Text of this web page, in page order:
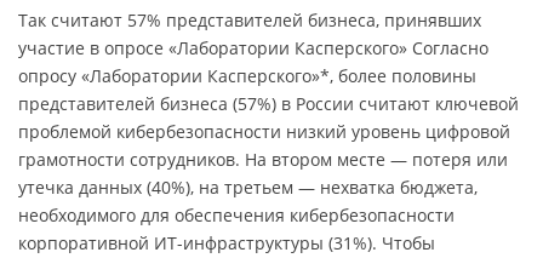
Так считают 57% представителей бизнеса, принявших
участие в опросе «Лаборатории Касперского» Согласно
опросу «Лаборатории Касперского»*, более половины
представителей бизнеса (57%) в России считают ключевой
проблемой кибербезопасности низкий уровень цифровой
грамотности сотрудников. На втором месте ― потеря или
утечка данных (40%), на третьем ― нехватка бюджета,
необходимого для обеспечения кибербезопасности
корпоративной ИТ-инфраструктуры (31%). Чтобы